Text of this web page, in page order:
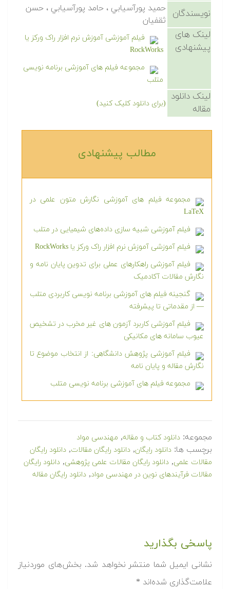
نویسندگان
حميد پورآسيابي ، حامد پورآسيابي ، حسن
ثقفيان
لینک های
پیشنهادی
فیلم آموزشی آموزش نرم افزار راک ورکز یا
RockWorks
مجموعه فیلم های آموزشی برنامه نویسی
متلب
لینک دانلود
مقاله
(برای دانلود کلیک کنید)
مطالب پیشنهادی‎
مجموعه فیلم های آموزشی نگارش متون علمی در
LaTeX
فیلم آموزشی شبیه سازی داده‌های شیمیایی در متلب
فیلم آموزشی آموزش نرم افزار راک ورکز یا RockWorks
فیلم آموزشی راهکارهای عملی برای تدوین پایان نامه و
نگارش مقالات آکادمیک
گنجینه فیلم های آموزشی برنامه نویسی کاربردی متلب
— از مقدماتی تا پیشرفته
فیلم آموزشی کاربرد آزمون های غیر مخرب در تشخیص
عیوب سامانه های مکانیکی
فیلم آموزشی پژوهش دانشگاهی: از انتخاب موضوع تا
نگارش مقاله و پایان نامه
مجموعه فیلم های آموزشی برنامه نویسی متلب
مجموعه: دانلود کتاب و مقاله, مهندسی مواد
برچسب ها: دانلود رایگان, دانلود رایگان مقالات, دانلود رایگان
مقالات علمی, دانلود رایگان مقالات علمی پژوهشی, دانلود رایگان
مقالات فرآیندهای نوین در مهندسی مواد, دانلود رایگان مقاله
پاسخی بگذارید
نشانی ایمیل شما منتشر نخواهد شد. بخش‌های موردنیاز
علامت‌گذاری شده‌اند *